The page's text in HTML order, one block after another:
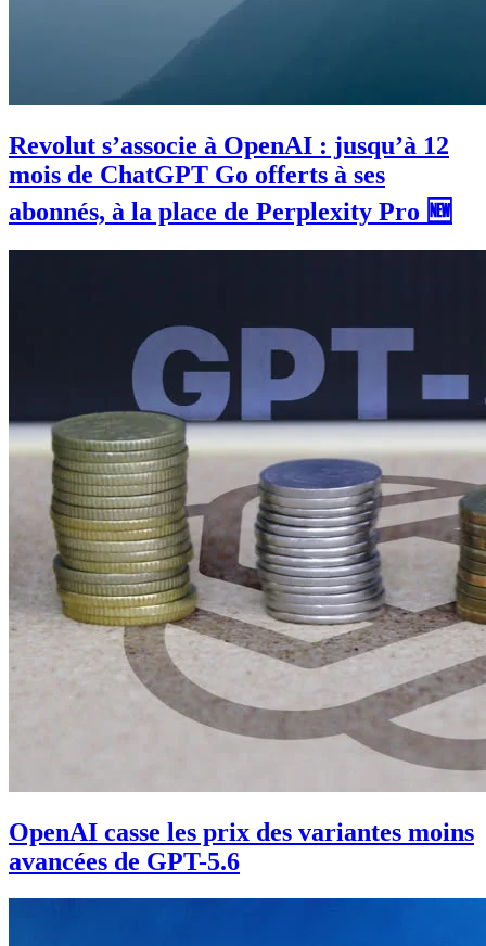
Revolut s’associe à OpenAI : jusqu’à 12
mois de ChatGPT Go offerts à ses
abonnés, à la place de Perplexity Pro 🆕
OpenAI casse les prix des variantes moins
avancées de GPT-5.6